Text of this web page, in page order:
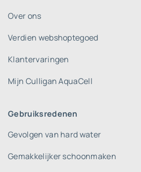
Over ons
Verdien webshoptegoed
Klantervaringen
Mijn Culligan AquaCell
Gebruiksredenen
Gevolgen van hard water
Gemakkelijker schoonmaken